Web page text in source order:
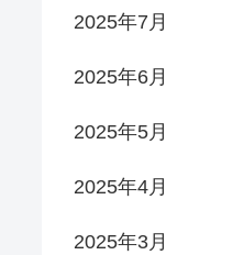
2025年7月
2025年6月
2025年5月
2025年4月
2025年3月